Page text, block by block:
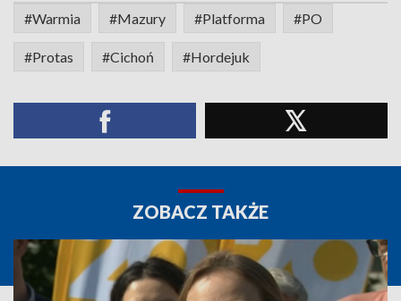
#Warmia #Mazury #Platforma #PO
#Protas #Cichoń #Hordejuk
ZOBACZ TAKŻE